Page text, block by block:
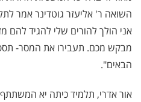
השואה ר' אליעזר גוטדינר אמר
אני הולך להורים שלי להגיד להם
מבקש מכם. תעבירו את המסר-
הבאים".
אור אדרי, תלמיד כיתה יא